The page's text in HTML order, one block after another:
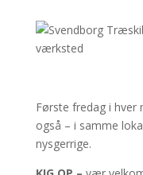
Første fredag i hver
også – i samme
nysgerrige.